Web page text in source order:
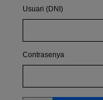
Usuari (DNI)
Contrasenya